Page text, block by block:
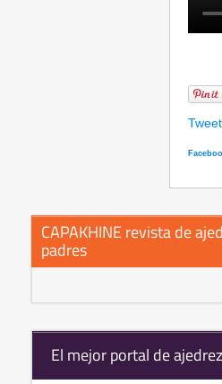
Tweet
CAPAKHINE revista de
padres
El mejor portal de ajedrez